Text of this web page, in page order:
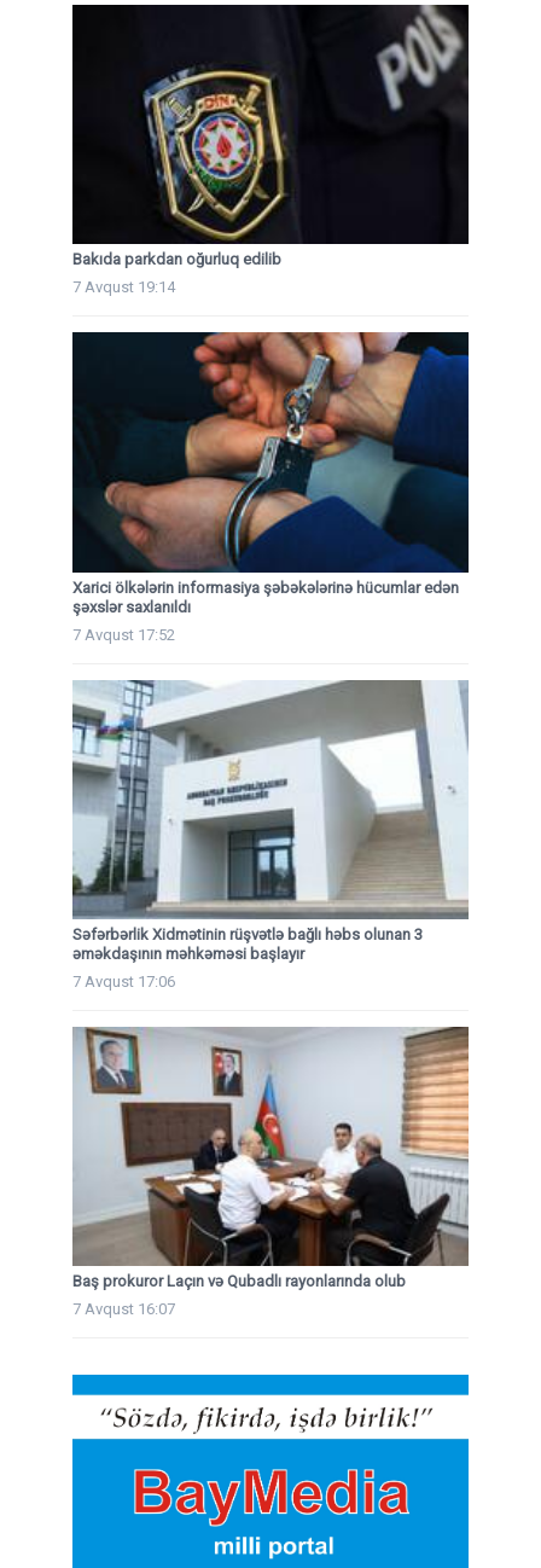
Bakıda parkdan oğurluq edilib
7 Avqust 19:14
Xarici ölkələrin informasiya şəbəkələrinə hücumlar edən
şəxslər saxlanıldı
7 Avqust 17:52
Səfərbərlik Xidmətinin rüşvətlə bağlı həbs olunan 3
əməkdaşının məhkəməsi başlayır
7 Avqust 17:06
Baş prokuror Laçın və Qubadlı rayonlarında olub
7 Avqust 16:07